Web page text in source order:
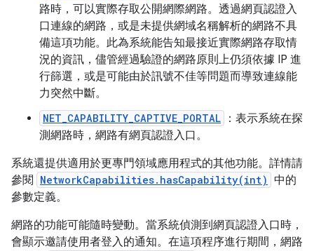
路時，可以實際存取公開網際網路。透過網頁認證入
口連線的網路，或是未提供網域名稱解析的網路不具
備這項功能。此為系統能告知最接近實際網路存取情
況的資訊，儘管經過驗證的網路原則上仍須依據 IP 進
行篩選，或是可能由於訊號不佳等問題而導致連線能
力突然中斷。
NET_CAPABILITY_CAPTIVE_PORTAL
：表示系統在探
測網路時，網路有網頁認證入口。
系統還提供適用於更專門領域應用程式的其他功能。詳情請
參閱
NetworkCapabilities.hasCapability(int) 中的
參數定義。
網路的功能可能隨時變動。當系統偵測到網頁認證入口時，
會顯示邀請使用者登入的通知。在這項程序進行期間，網路